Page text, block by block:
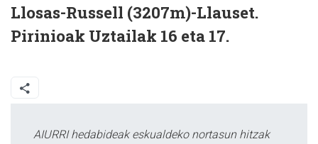
Llosas-Russell (3207m)-Llauset.
Pirinioak Uztailak 16 eta 17.
AIURRI hedabideak eskualdeko nortasun hitzak